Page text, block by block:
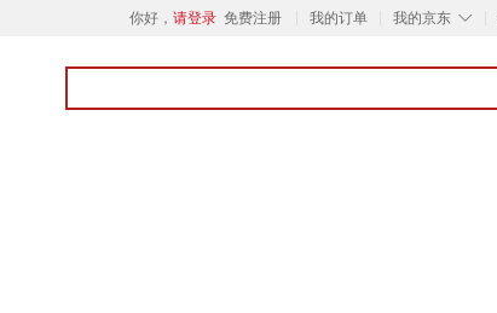
你好， 请登录 免费注册 我的订单 ◇
我的京东